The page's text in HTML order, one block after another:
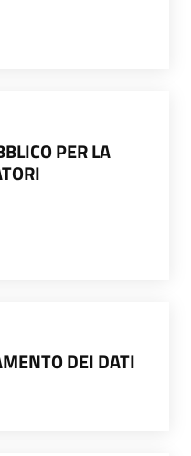
PER LA
DEI DATI